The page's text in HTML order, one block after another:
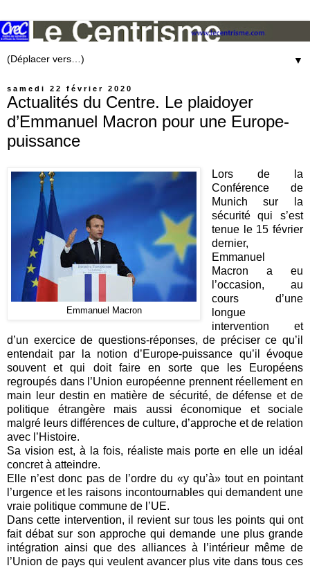
▼
samedi 22 février 2020
Actualités du Centre. Le plaidoyer
d’Emmanuel Macron pour une Europe-
puissance
Emmanuel Macron
Lors de la
Conférence de
Munich sur la
sécurité qui s’est
tenue le 15 février
dernier,
Emmanuel
Macron a eu
l’occasion, au
cours d’une
longue
intervention et
d’un exercice de questions-réponses, de préciser ce qu’il
entendait par la notion d’Europe-puissance qu’il évoque
souvent et qui doit faire en sorte que les Européens
regroupés dans l’Union européenne prennent réellement en
main leur destin en matière de sécurité, de défense et de
politique étrangère mais aussi économique et sociale
malgré leurs différences de culture, d’approche et de relation
avec l’Histoire.
Sa vision est, à la fois, réaliste mais porte en elle un idéal
concret à atteindre.
Elle n’est donc pas de l’ordre du «y qu’à» tout en pointant
l’urgence et les raisons incontournables qui demandent une
vraie politique commune de l’UE.
Dans cette intervention, il revient sur tous les points qui ont
fait débat sur son approche qui demande une plus grande
intégration ainsi que des alliances à l’intérieur même de
l’Union de pays qui veulent avancer plus vite dans tous ces